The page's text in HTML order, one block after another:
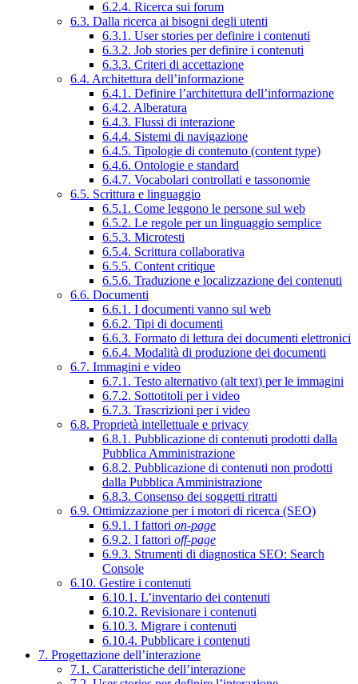
6.2.4. Ricerca sui forum
6.3. Dalla ricerca ai bisogni degli utenti
6.3.1. User stories per definire i contenuti
6.3.2. Job stories per definire i contenuti
6.3.3. Criteri di accettazione
6.4. Architettura dell’informazione
6.4.1. Definire l’architettura dell’informazione
6.4.2. Alberatura
6.4.3. Flussi di interazione
6.4.4. Sistemi di navigazione
6.4.5. Tipologie di contenuto (content type)
6.4.6. Ontologie e standard
6.4.7. Vocabolari controllati e tassonomie
6.5. Scrittura e linguaggio
6.5.1. Come leggono le persone sul web
6.5.2. Le regole per un linguaggio semplice
6.5.3. Microtesti
6.5.4. Scrittura collaborativa
6.5.5. Content critique
6.5.6. Traduzione e localizzazione dei contenuti
6.6. Documenti
6.6.1. I documenti vanno sul web
6.6.2. Tipi di documenti
6.6.3. Formato di lettura dei documenti elettronici
6.6.4. Modalità di produzione dei documenti
6.7. Immagini e video
6.7.1. Testo alternativo (alt text) per le immagini
6.7.2. Sottotitoli per i video
6.7.3. Trascrizioni per i video
6.8. Proprietà intellettuale e privacy
6.8.1. Pubblicazione di contenuti prodotti dalla
Pubblica Amministrazione
6.8.2. Pubblicazione di contenuti non prodotti
dalla Pubblica Amministrazione
6.8.3. Consenso dei soggetti ritratti
6.9. Ottimizzazione per i motori di ricerca (SEO)
6.9.1. I fattori on-page
6.9.2. I fattori off-page
6.9.3. Strumenti di diagnostica SEO: Search
Console
6.10. Gestire i contenuti
6.10.1. L’inventario dei contenuti
6.10.2. Revisionare i contenuti
6.10.3. Migrare i contenuti
6.10.4. Pubblicare i contenuti
7. Progettazione dell’interazione
7.1. Caratteristiche dell’interazione